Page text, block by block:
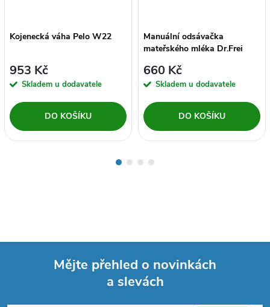
Kojenecká váha Pelo W22
953 Kč
Skladem u dodavatele
DO KOŠÍKU
Manuální odsávačka
mateřského mléka Dr.Frei
660 Kč
Skladem u dodavatele
DO KOŠÍKU
Mějte přehled o novinkách
a slevách